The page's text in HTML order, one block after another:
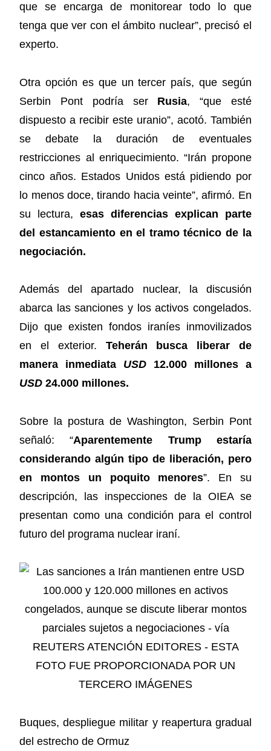
que se encarga de monitorear todo lo que
tenga que ver con el ámbito nuclear”, precisó el
experto.
Otra opción es que un tercer país, que según
Serbin Pont podría ser Rusia, “que esté
dispuesto a recibir este uranio”, acotó. También
se debate la duración de eventuales
restricciones al enriquecimiento. “Irán propone
cinco años. Estados Unidos está pidiendo por
lo menos doce, tirando hacia veinte”, afirmó. En
su lectura,esas diferencias explican parte
del estancamiento en el tramo técnico de la
negociación.
Además del apartado nuclear, la discusión
abarca las sanciones y los activos congelados.
Dijo que existen fondos iraníes inmovilizados
en el exterior. Teherán busca liberar de
manera inmediata USD 12.000 millones a
USD 24.000 millones.
Sobre la postura de Washington, Serbin Pont
señaló: “Aparentemente Trump estaría
considerando algún tipo de liberación, pero
en montos un poquito menores”. En su
descripción, las inspecciones de la OIEA se
presentan como una condición para el control
futuro del programa nuclear iraní.
Buques, despliegue militar y reapertura gradual
del estrecho de Ormuz